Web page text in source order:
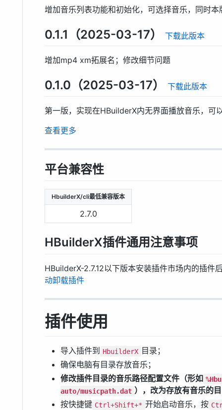
增加音乐列表功能和初始化，可选择音乐，同时
0.1.1（2025-03-17） 下载此版本
增加mp4 xm拓展名；修改细节问题
0.1.0（2025-03-17） 下载此版本
第一版，实现在HBuilderX内无界面播放音乐，可
查看更多
平台兼容性
HbuilderX/cli最低兼容版本
2.7.0
HBuilderX插件通用注意事项
HBuilderX-2.7.12以下版本安装插件市场内的插件
动卸载插件
插件使用
导入插件到 HbuilderX 目录；
确保电脑有目录存放音乐；
修改插件目录的音乐路径配置文件（形如
auto/musicpath.dat ），改为存放有音乐的
按快捷键 Ctrl+Shift+* 开始启动音乐，按